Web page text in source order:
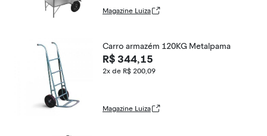
Magazine Luiza
Carro armazém 120KG Metalpama
R$ 344,15
2x de R$ 200,09
Magazine Luiza